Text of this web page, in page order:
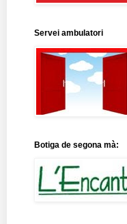
Servei ambulatori
Botiga de segona mà: